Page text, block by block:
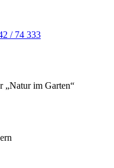
/ 74 333
„Natur im Garten“